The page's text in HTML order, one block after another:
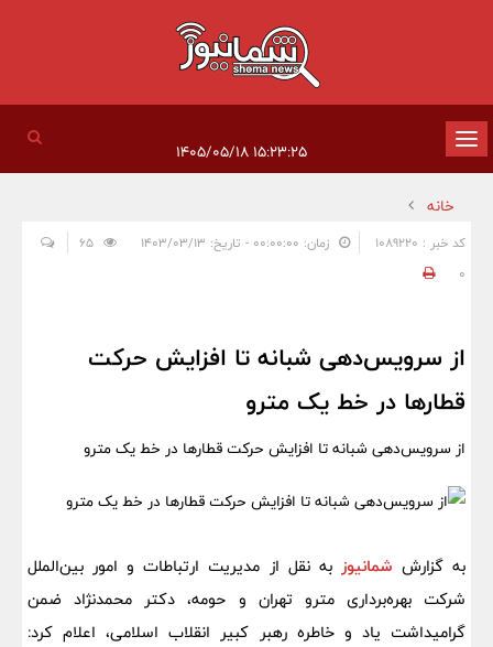
تغییر
وضعیت
ناوبری
خانه
کد خبر : 1089220 زمان: ۰۰:۰۰:۰۰ - تاریخ: ۱۴۰۳/۰۳/۱۳
0
از سرویس‌دهی شبانه تا افزایش حرکت
قطارها در خط یک مترو
از سرویس‌دهی شبانه تا افزایش حرکت قطارها در خط یک مترو
به گزارش شمانیوزبه نقل از مدیریت ارتباطات و امور بین‌الملل
شرکت بهره‌برداری مترو تهران و حومه، دکتر محمدنژاد ضمن
گرامیداشت یاد و خاطره رهبر کبیر انقلاب اسلامی، اعلام کرد: